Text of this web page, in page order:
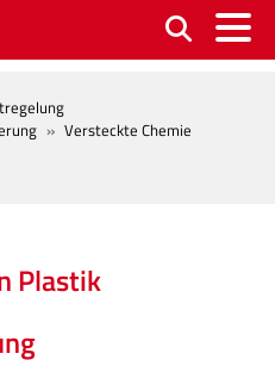
Versteckte Chemie
Plastik